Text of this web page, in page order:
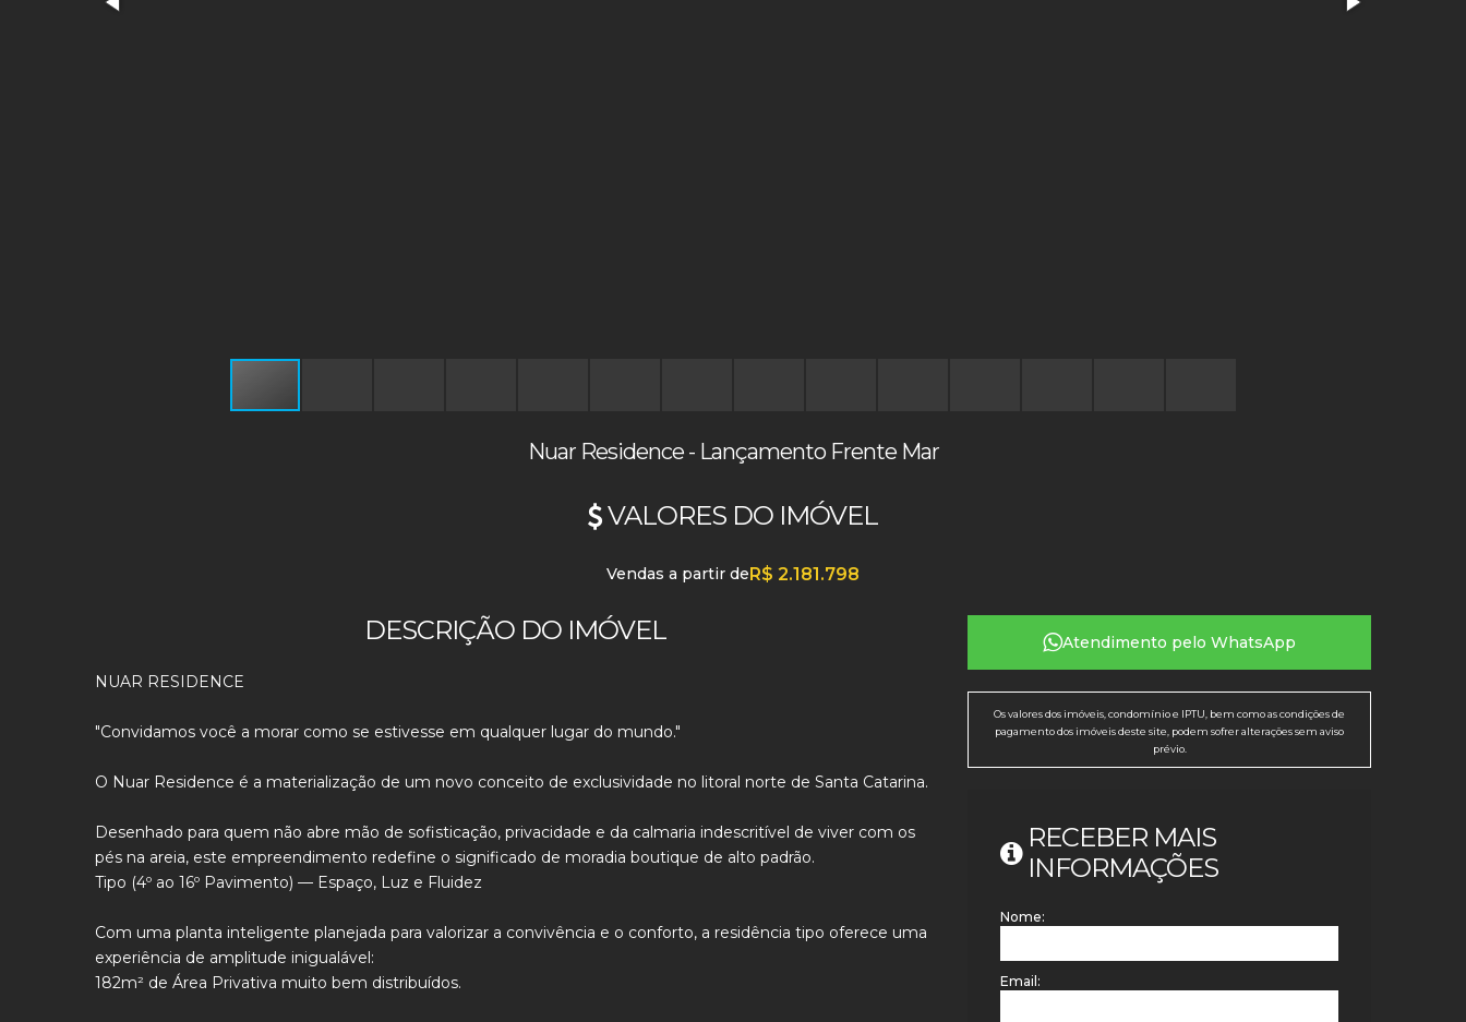
Nuar Residence - Lançamento Frente Mar
VALORES DO IMÓVEL
R$ 2.181.798
Vendas a partir de
DESCRIÇÃO DO IMÓVEL
NUAR RESIDENCE
"Convidamos você a morar como se estivesse em qualquer lugar do mundo."
O Nuar Residence é a materialização de um novo conceito de exclusividade no litoral norte de Santa Catarina.
Desenhado para quem não abre mão de sofisticação, privacidade e da calmaria indescritível de viver com os
pés na areia, este empreendimento redefine o significado de moradia boutique de alto padrão.
Tipo (4º ao 16º Pavimento) — Espaço, Luz e Fluidez
Com uma planta inteligente planejada para valorizar a convivência e o conforto, a residência tipo oferece uma
experiência de amplitude inigualável:
182m² de Área Privativa muito bem distribuídos.
Atendimento pelo WhatsApp
Os valores dos imóveis, condomínio e IPTU, bem como as condições de
pagamento dos imóveis deste site, podem sofrer alterações sem aviso
prévio.
RECEBER MAIS
INFORMAÇÕES
Nome:
Email: